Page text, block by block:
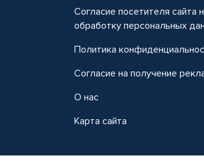
Согласие посетителя сайта
обработку персональных
Политика
Согласие на получение
О нас
Карта сайта